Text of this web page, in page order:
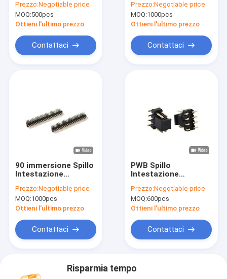
Prezzo:Negotiable price
MOQ:500pcs
Ottieni l'ultimo prezzo
Contattaci
Angle del passo di
1.27mm per il
circuito elettrico del
Prezzo:Negotiable price
MOQ:1000pcs
Ottieni l'ultimo prezzo
Contattaci
90 immersione Spillo
Intestazione
Row ROHS del PWB
del passo di grado
1.27mm
Prezzo:Negotiable price
MOQ:1000pcs
Ottieni l'ultimo prezzo
Contattaci
PWB Spillo
Intestazione
Row SMD del
maschio del passo di
2.54mm con il
Prezzo:Negotiable price
MOQ:600pcs
Ottieni l'ultimo prezzo
Contattaci
Risparmia tempo